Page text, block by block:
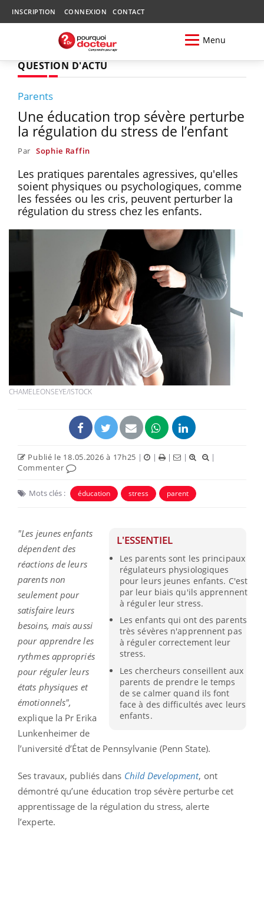
INSCRIPTION CONNEXION CONTACT
Menu
QUESTION D'ACTU
Parents
Une éducation trop sévère perturbe
la régulation du stress de l’enfant
Par Sophie Raffin
Les pratiques parentales agressives, qu'elles
soient physiques ou psychologiques, comme
les fessées ou les cris, peuvent perturber la
régulation du stress chez les enfants.
CHAMELEONSEYE/ISTOCK
Publié le 18.05.2026 à 17h25 | | | |
|
Commenter
Mots clés : éducation stress parent
L'ESSENTIEL
Les parents sont les principaux
régulateurs physiologiques
pour leurs jeunes enfants. C'est
par leur biais qu'ils apprennent
à réguler leur stress.
Les enfants qui ont des parents
très sévères n'apprennent pas
à réguler correctement leur
stress.
Les chercheurs conseillent aux
parents de prendre le temps
de se calmer quand ils font
face à des difficultés avec leurs
enfants.
"Les jeunes enfants
dépendent des
réactions de leurs
parents non
seulement pour
satisfaire leurs
besoins, mais aussi
pour apprendre les
rythmes appropriés
pour réguler leurs
états physiques et
émotionnels",
explique la Pr Erika
Lunkenheimer de
l’université d’État de Pennsylvanie (Penn State).
Ses travaux, publiés dans Child Development, ont
démontré qu’une éducation trop sévère perturbe cet
apprentissage de la régulation du stress, alerte
l’experte.